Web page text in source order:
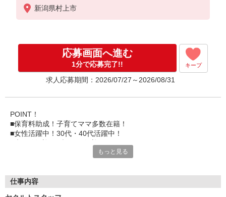
月100,000〜200,000円
※収入補償あり
【研修制度あり】
研修日数 40日
研修時の給与 日額4,845円
＊内容：
＊9:30〜15：00（休憩含む）
＊9:30〜15：00（休憩含む）
研修制度も充実しているので、
初めての方も安心して働くことができます♪
新潟県村上市
応募画面へ進む
1分で応募完了!! キープ
求人応募期間：2026/07/27～2026/08/31
POINT！
■保育料助成！子育てママ多数在籍！
■女性活躍中！30代・40代活躍中！
毎週、決まった時間帯に、決まったお客様への配達・販売。
もっと見る
仕事内容